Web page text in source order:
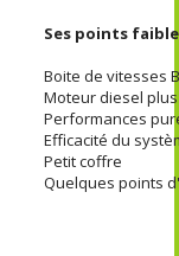
Ses points
Boite de vitesses
Moteur diesel
Performances
Efficacité du
Petit coffre
Quelques points